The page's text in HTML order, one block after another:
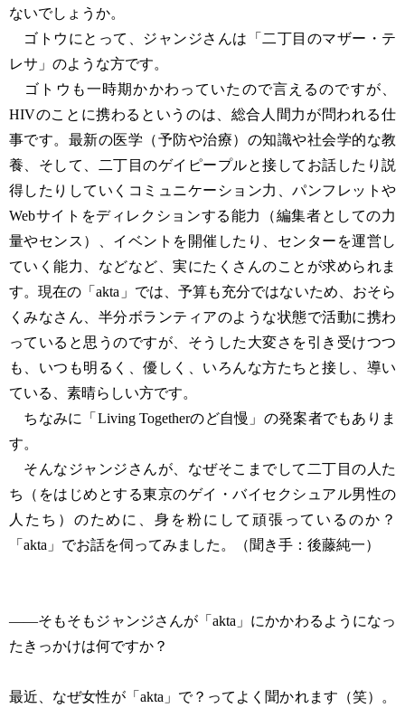
ないでしょうか。
ゴトウにとって、ジャンジさんは「二丁目のマザー・テ
レサ」のような方です。
ゴトウも一時期かかわっていたので言えるのですが、
HIVのことに携わるというのは、総合人間力が問われる仕
事です。最新の医学（予防や治療）の知識や社会学的な教
養、そして、二丁目のゲイピープルと接してお話したり説
得したりしていくコミュニケーション力、パンフレットや
Webサイトをディレクションする能力（編集者としての力
量やセンス）、イベントを開催したり、センターを運営し
ていく能力、などなど、実にたくさんのことが求められま
す。現在の「akta」では、予算も充分ではないため、おそら
くみなさん、半分ボランティアのような状態で活動に携わ
っていると思うのですが、そうした大変さを引き受けつつ
も、いつも明るく、優しく、いろんな方たちと接し、導い
ている、素晴らしい方です。
ちなみに「Living Togetherのど自慢」の発案者でもありま
す。
そんなジャンジさんが、なぜそこまでして二丁目の人た
ち（をはじめとする東京のゲイ・バイセクシュアル男性の
人たち）のために、身を粉にして頑張っているのか？
「akta」でお話を伺ってみました。（聞き手：後藤純一）
——そもそもジャンジさんが「akta」にかかわるようになっ
たきっかけは何ですか？
最近、なぜ女性が「akta」で？ってよく聞かれます（笑）。